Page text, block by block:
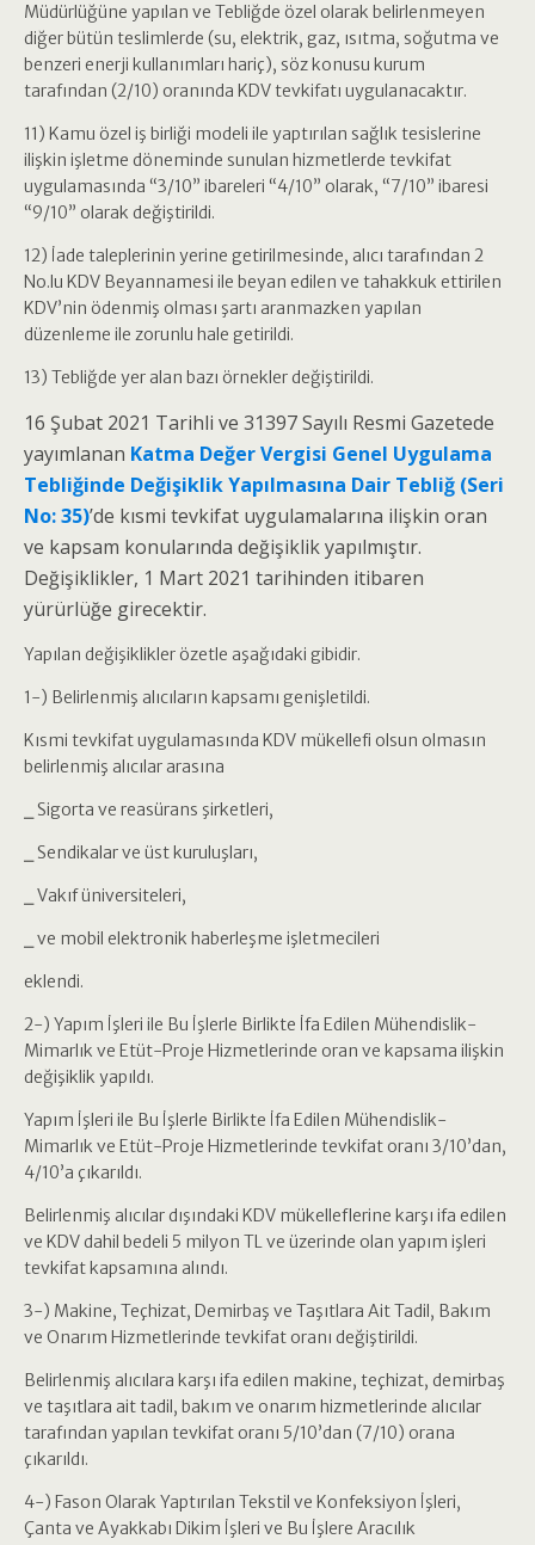
Müdürlüğüne yapılan ve Tebliğde özel olarak belirlenmeyen
diğer bütün teslimlerde (su, elektrik, gaz, ısıtma, soğutma ve
benzeri enerji kullanımları hariç), söz konusu kurum
tarafından (2/10) oranında KDV tevkifatı uygulanacaktır.
11) Kamu özel iş birliği modeli ile yaptırılan sağlık tesislerine
ilişkin işletme döneminde sunulan hizmetlerde tevkifat
uygulamasında “3/10” ibareleri “4/10” olarak, “7/10” ibaresi
“9/10” olarak değiştirildi.
12) İade taleplerinin yerine getirilmesinde, alıcı tarafından 2
No.lu KDV Beyannamesi ile beyan edilen ve tahakkuk ettirilen
KDV’nin ödenmiş olması şartı aranmazken yapılan
düzenleme ile zorunlu hale getirildi.
13) Tebliğde yer alan bazı örnekler değiştirildi.
16 Şubat 2021 Tarihli ve 31397 Sayılı Resmi Gazetede
yayımlanan Katma Değer Vergisi Genel Uygulama
Tebliğinde Değişiklik Yapılmasına Dair Tebliğ (Seri
No: 35)’de kısmi tevkifat uygulamalarına ilişkin oran
ve kapsam konularında değişiklik yapılmıştır.
Değişiklikler, 1 Mart 2021 tarihinden itibaren
yürürlüğe girecektir.
Yapılan değişiklikler özetle aşağıdaki gibidir.
1-) Belirlenmiş alıcıların kapsamı genişletildi.
Kısmi tevkifat uygulamasında KDV mükellefi olsun olmasın
belirlenmiş alıcılar arasına
⎯ Sigorta ve reasürans şirketleri,
⎯ Sendikalar ve üst kuruluşları,
⎯ Vakıf üniversiteleri,
⎯ ve mobil elektronik haberleşme işletmecileri
eklendi.
2-) Yapım İşleri ile Bu İşlerle Birlikte İfa Edilen Mühendislik-
Mimarlık ve Etüt-Proje Hizmetlerinde oran ve kapsama ilişkin
değişiklik yapıldı.
Yapım İşleri ile Bu İşlerle Birlikte İfa Edilen Mühendislik-
Mimarlık ve Etüt-Proje Hizmetlerinde tevkifat oranı 3/10’dan,
4/10’a çıkarıldı.
Belirlenmiş alıcılar dışındaki KDV mükelleflerine karşı ifa edilen
ve KDV dahil bedeli 5 milyon TL ve üzerinde olan yapım işleri
tevkifat kapsamına alındı.
3-) Makine, Teçhizat, Demirbaş ve Taşıtlara Ait Tadil, Bakım
ve Onarım Hizmetlerinde tevkifat oranı değiştirildi.
Belirlenmiş alıcılara karşı ifa edilen makine, teçhizat, demirbaş
ve taşıtlara ait tadil, bakım ve onarım hizmetlerinde alıcılar
tarafından yapılan tevkifat oranı 5/10’dan (7/10) orana
çıkarıldı.
4-) Fason Olarak Yaptırılan Tekstil ve Konfeksiyon İşleri,
Çanta ve Ayakkabı Dikim İşleri ve Bu İşlere Aracılık